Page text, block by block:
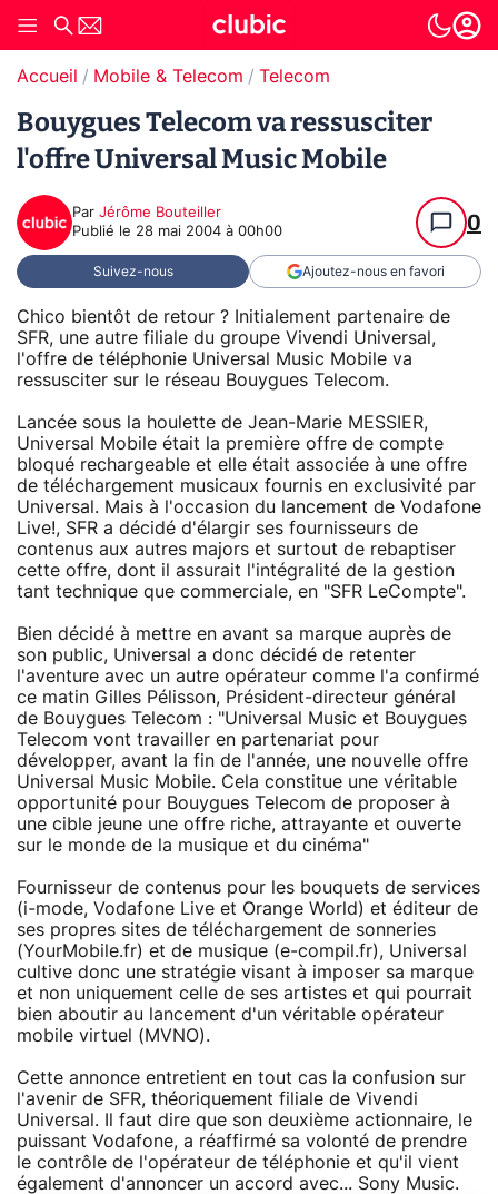
Accueil Mobile & Telecom Telecom
Bouygues Telecom va ressusciter
l'offre Universal Music Mobile
Par Jérôme Bouteiller
Publié le 28 mai 2004 à 00h00 0
Suivez-nous Ajoutez-nous en favori
Chico bientôt de retour ? Initialement partenaire de
SFR, une autre filiale du groupe Vivendi Universal,
l'offre de téléphonie Universal Music Mobile va
ressusciter sur le réseau Bouygues Telecom.
Lancée sous la houlette de Jean-Marie MESSIER,
Universal Mobile était la première offre de compte
bloqué rechargeable et elle était associée à une offre
de téléchargement musicaux fournis en exclusivité par
Universal. Mais à l'occasion du lancement de Vodafone
Live!, SFR a décidé d'élargir ses fournisseurs de
contenus aux autres majors et surtout de rebaptiser
cette offre, dont il assurait l'intégralité de la gestion
tant technique que commerciale, en "SFR LeCompte".
Bien décidé à mettre en avant sa marque auprès de
son public, Universal a donc décidé de retenter
l'aventure avec un autre opérateur comme l'a confirmé
ce matin Gilles Pélisson, Président-directeur général
de Bouygues Telecom : "Universal Music et Bouygues
Telecom vont travailler en partenariat pour
développer, avant la fin de l'année, une nouvelle offre
Universal Music Mobile. Cela constitue une véritable
opportunité pour Bouygues Telecom de proposer à
une cible jeune une offre riche, attrayante et ouverte
sur le monde de la musique et du cinéma"
Fournisseur de contenus pour les bouquets de services
(i-mode, Vodafone Live et Orange World) et éditeur de
ses propres sites de téléchargement de sonneries
(YourMobile.fr) et de musique (e-compil.fr), Universal
cultive donc une stratégie visant à imposer sa marque
et non uniquement celle de ses artistes et qui pourrait
bien aboutir au lancement d'un véritable opérateur
mobile virtuel (MVNO).
Cette annonce entretient en tout cas la confusion sur
l'avenir de SFR, théoriquement filiale de Vivendi
Universal. Il faut dire que son deuxième actionnaire, le
puissant Vodafone, a réaffirmé sa volonté de prendre
le contrôle de l'opérateur de téléphonie et qu'il vient
également d'annoncer un accord avec... Sony Music.